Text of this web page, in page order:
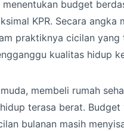
budget
KPR. Secara angka
praktiknya cicilan yang
kualitas hidup
membeli rumah
terasa berat. Budget
bulanan masih